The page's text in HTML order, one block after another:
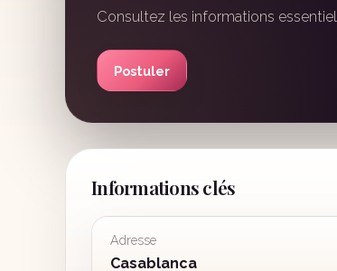
Consultez les informations
Postuler
Informations clés
Adresse
Casablanca